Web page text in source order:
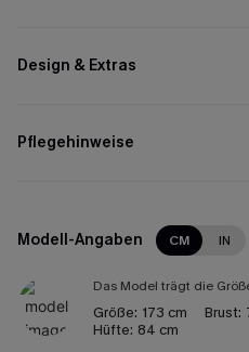
Design & Extras
Pflegehinweise
Modell-Angaben CM IN
Das Model trägt die
Größe: 173 cm Brust:
Hüfte: 84 cm